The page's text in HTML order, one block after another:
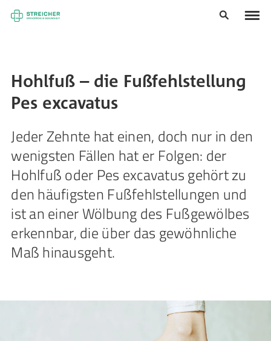
Hohlfuß – die Fußfehlstellung
Pes excavatus
Jeder Zehnte hat einen, doch nur in den
wenigsten Fällen hat er Folgen: der
Hohlfuß oder Pes excavatus gehört zu
den häufigsten Fußfehlstellungen und
ist an einer Wölbung des Fußgewölbes
erkennbar, die über das gewöhnliche
Maß hinausgeht.